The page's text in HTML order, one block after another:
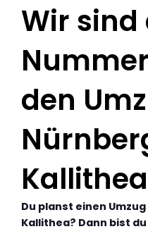
Wir sind
den
Kallithea
Du planst einen
Kallithea? Dann bist